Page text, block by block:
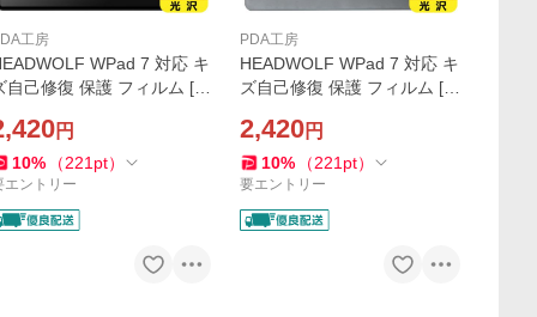
工房
WPad 7 対応 キ
自己修復 保護 フィルム [画
円
10% （221 pt）
エントリー
PDA工房
HEADWOLF WPad 7 対応 キ
ズ自己修復 保護 フィルム [背
2,420円
10% （221 pt）
要エントリー